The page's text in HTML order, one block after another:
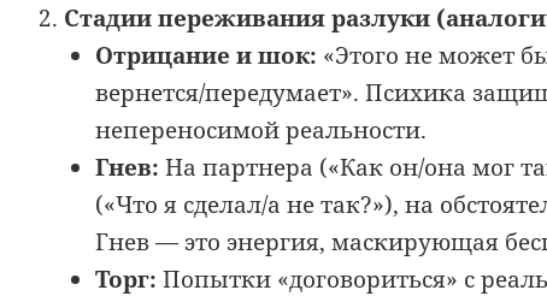
Стадии переживания разлуки
Отрицание и шок: «Этого не может
вернется/передумает». Психика
непереносимой реальности.
Гнев: На партнера («Как он/она мог
(«Что я сделал/а не так?»), на
Гнев — это энергия, маскирующая
Торг: Попытки «договориться» с